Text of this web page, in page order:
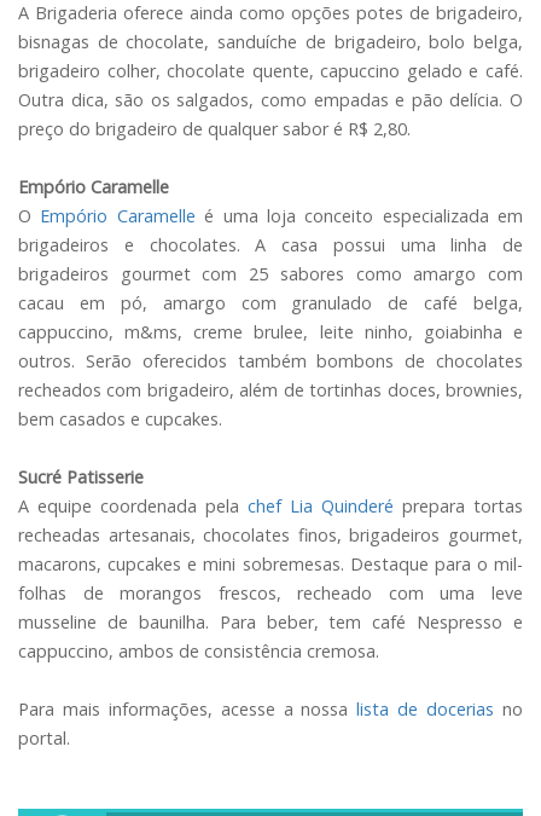
A Brigaderia oferece ainda como opções potes de brigadeiro,
bisnagas de chocolate, sanduíche de brigadeiro, bolo belga,
brigadeiro colher, chocolate quente, capuccino gelado e café.
Outra dica, são os salgados, como empadas e pão delícia. O
preço do brigadeiro de qualquer sabor é R$ 2,80.
Empório Caramelle
O Empório Caramelle é uma loja conceito especializada em
brigadeiros e chocolates. A casa possui uma linha de
brigadeiros gourmet com 25 sabores como amargo com
cacau em pó, amargo com granulado de café belga,
cappuccino, m&ms, creme brulee, leite ninho, goiabinha e
outros. Serão oferecidos também bombons de chocolates
recheados com brigadeiro, além de tortinhas doces, brownies,
bem casados e cupcakes.
Sucré Patisserie
A equipe coordenada pela chef Lia Quinderé prepara tortas
recheadas artesanais, chocolates finos, brigadeiros gourmet,
macarons, cupcakes e mini sobremesas. Destaque para o mil-
folhas de morangos frescos, recheado com uma leve
musseline de baunilha. Para beber, tem café Nespresso e
cappuccino, ambos de consistência cremosa.
Para mais informações, acesse a nossalista de docerias no
portal.